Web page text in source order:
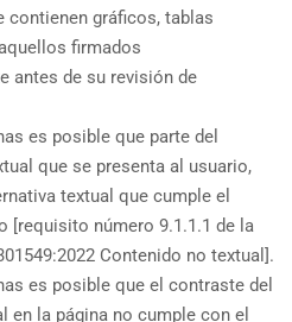
contienen gráficos, tablas
firmados
antes de su revisión de
es posible que parte del
que se presenta al usuario,
textual que cumple el
[requisito número 9.1.1.1 de la
Contenido no textual].
es posible que el contraste del
en la página no cumple con el